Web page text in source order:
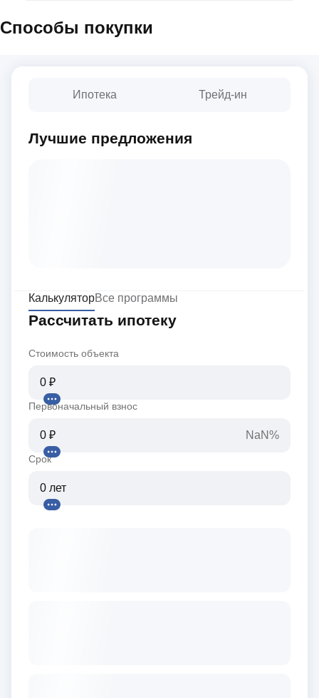
Способы покупки
Ипотека Трейд-ин
Лучшие предложения
КалькуляторВсе программы
Рассчитать ипотеку
Стоимость объекта
Первоначальный взнос
NaN%
Срок